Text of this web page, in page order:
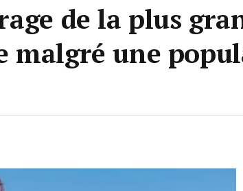
de la plus
malgré une